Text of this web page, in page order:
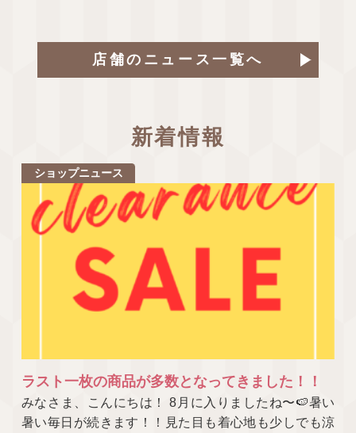
店舗のニュース一覧へ
新着情報
ショップニュース
ラスト一枚の商品が多数となってきました！！
みなさま、こんにちは！ 8月に入りましたね〜🍉暑い
暑い毎日が続きます！！見た目も着心地も少しでも涼